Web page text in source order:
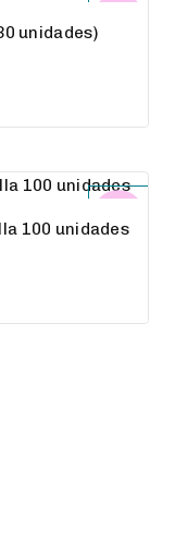
unidades)
100 unidades